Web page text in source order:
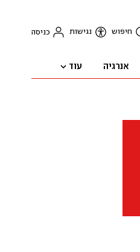
חיפוש נגישות כניסה
אנרגיה עוד